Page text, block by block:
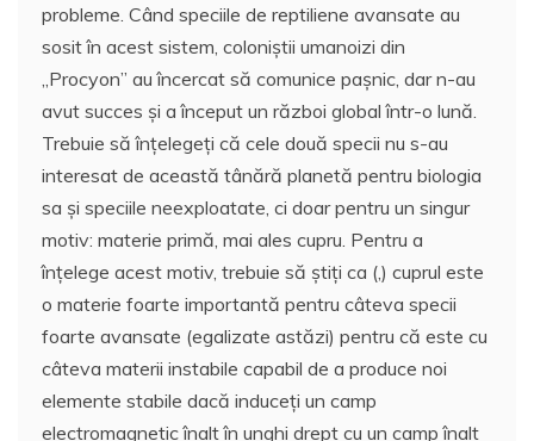
probleme. Când speciile de reptiliene avansate au
sosit în acest sistem, coloniștii umanoizi din
„Procyon” au încercat să comunice pașnic, dar n-au
avut succes și a început un război global într-o lună.
Trebuie să înțelegeți că cele două specii nu s-au
interesat de această tânără planetă pentru biologia
sa și speciile neexploatate, ci doar pentru un singur
motiv: materie primă, mai ales cupru. Pentru a
înțelege acest motiv, trebuie să știți ca (,) cuprul este
o materie foarte importantă pentru câteva specii
foarte avansate (egalizate astăzi) pentru că este cu
câteva materii instabile capabil de a produce noi
elemente stabile dacă induceți un camp
electromagnetic înalt în unghi drept cu un camp înalt